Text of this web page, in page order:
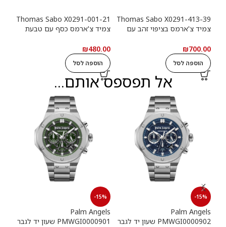
Thomas Sabo X0291-413-39
צמיד צ'ארמס בציפוי זהב עם
₪700.00
הוספה לסל
Thomas Sabo X0291-001-21
צמיד צ'ארמס כסף עם טבעת
₪480.00
הוספה לסל
אל תפספס אותם...
-15%
Palm Angels
PMWGI0000902 שעון יד לגבר
-15%
Palm Angels
PMWGI0000901 שעון יד לגבר